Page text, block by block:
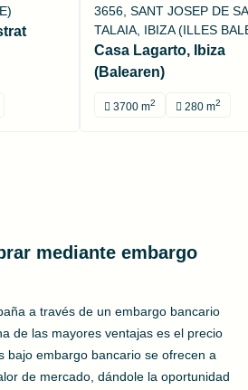
3656, SANT JOSEP DE SA
TALAIA, IBIZA (ILLES
Casa Lagarto, Ibiza
(Balearen)
3700 m2 280 m2
mediante embargo
a través de un embargo bancario
de las mayores ventajas es el precio
bajo embargo bancario se ofrecen a
de mercado, dándole la oportunidad